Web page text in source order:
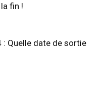
fin !
: Quelle date de sortie